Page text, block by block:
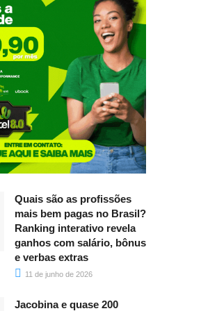
Quais são as profissões
mais bem pagas no Brasil?
Ranking interativo revela
ganhos com salário, bônus
e verbas extras
11 de junho de 2026
Jacobina e quase 200